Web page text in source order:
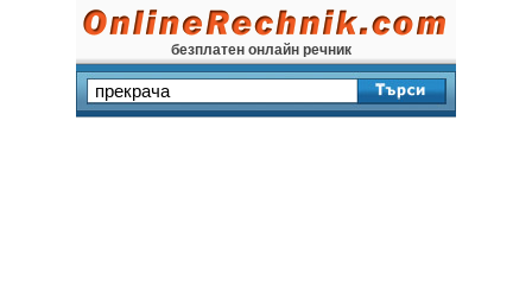
безплатен онлайн речник